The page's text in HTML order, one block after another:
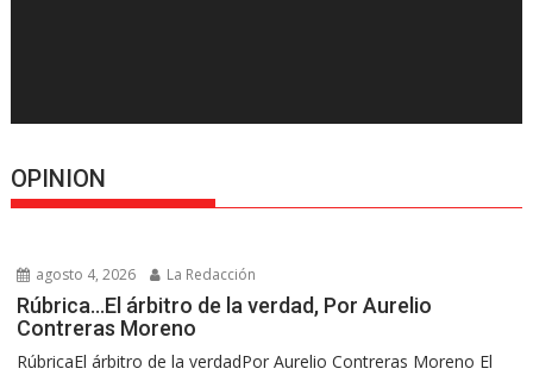
OPINION
agosto 4, 2026 La Redacción
Rúbrica…El árbitro de la verdad, Por Aurelio
Contreras Moreno
RúbricaEl árbitro de la verdadPor Aurelio Contreras Moreno El